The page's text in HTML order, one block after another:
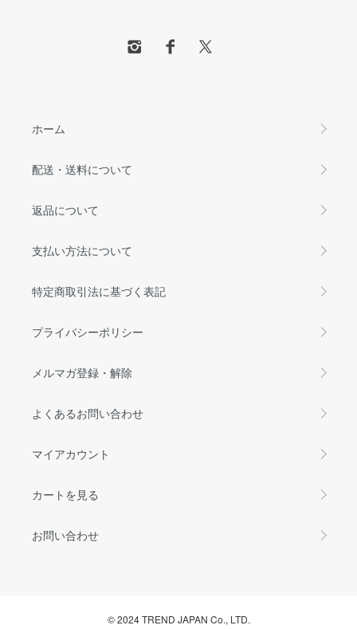
ホーム
配送・送料について
返品について
支払い方法について
特定商取引法に基づく表記
プライバシーポリシー
メルマガ登録・解除
よくあるお問い合わせ
マイアカウント
カートを見る
お問い合わせ
© 2024 TREND JAPAN Co., LTD.